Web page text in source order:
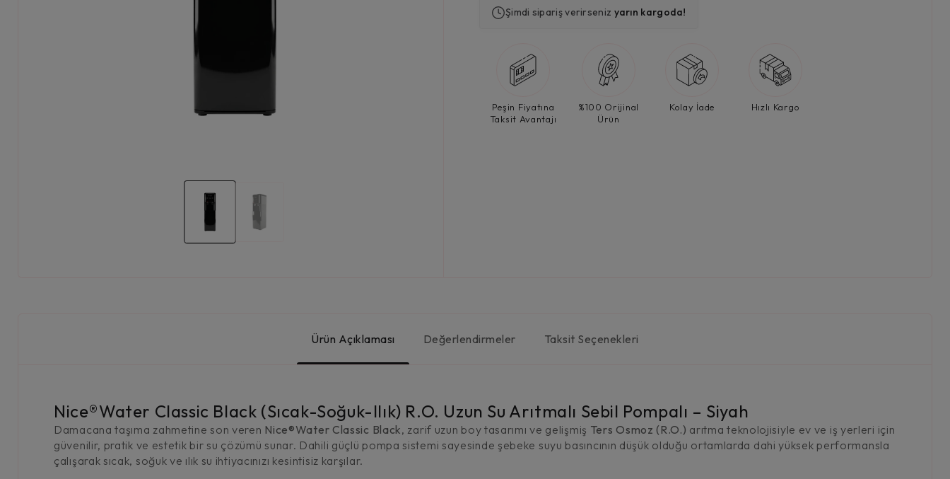
Şimdi sipariş verirseniz yarın kargoda!
Peşin Fiyatına
Taksit Avantajı
%100 Orijinal
Ürün
Kolay İade Hızlı Kargo
Ürün Açıklaması Değerlendirmeler Taksit Seçenekleri
Nice®Water Classic Black (Sıcak-Soğuk-Ilık) R.O. Uzun Su Arıtmalı Sebil Pompalı – Siyah
Damacana taşıma zahmetine son veren Nice®Water Classic Black, zarif uzun boy tasarımı ve gelişmiş Ters Osmoz (R.O.) arıtma teknolojisiyle ev ve iş yerleri için
güvenilir, pratik ve estetik bir su çözümü sunar. Dahili güçlü pompa sistemi sayesinde şebeke suyu basıncının düşük olduğu ortamlarda dahi yüksek performansla
çalışarak sıcak, soğuk ve ılık su ihtiyacınızı kesintisiz karşılar.